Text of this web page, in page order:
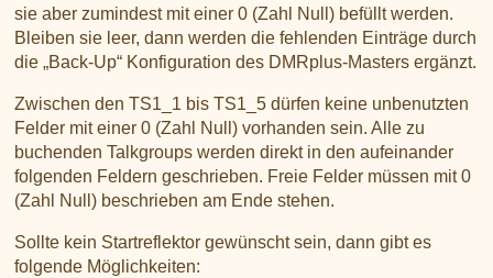
sie aber zumindest mit einer 0 (Zahl Null) befüllt werden.
Bleiben sie leer, dann werden die fehlenden Einträge durch
die „Back-Up“ Konfiguration des DMRplus-Masters ergänzt.
Zwischen den TS1_1 bis TS1_5 dürfen keine unbenutzten
Felder mit einer 0 (Zahl Null) vorhanden sein. Alle zu
buchenden Talkgroups werden direkt in den aufeinander
folgenden Feldern geschrieben. Freie Felder müssen mit 0
(Zahl Null) beschrieben am Ende stehen.
Sollte kein Startreflektor gewünscht sein, dann gibt es
folgende Möglichkeiten: